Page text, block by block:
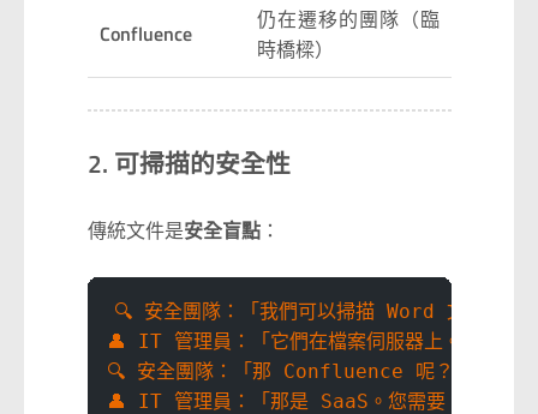
Confluence
仍在遷移的團隊（臨
時橋樑）
2. 可掃描的安全性
傳統文件是安全盲點：
🔍 安全團隊：「我們可以掃描 Word 文件是否
👤 IT 管理員：「它們在檔案伺服器上。我們需
🔍 安全團隊：「那 Confluence 呢？」
👤 IT 管理員：「那是 SaaS。您需要 API 存